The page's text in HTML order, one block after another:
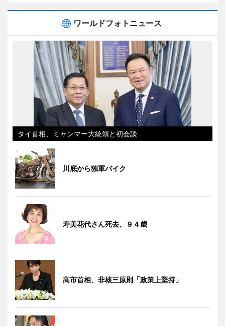
ワールドフォトニュース
タイ首相、ミャンマー大統領と初会談
川底から独軍バイク
寿美花代さん死去、９４歳
高市首相、非核三原則「政策上堅持」